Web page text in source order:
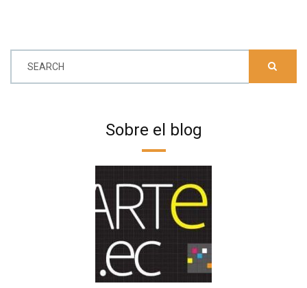
SEARCH
Sobre el blog